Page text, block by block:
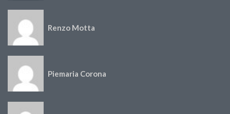
Renzo Motta
Piemaria Corona